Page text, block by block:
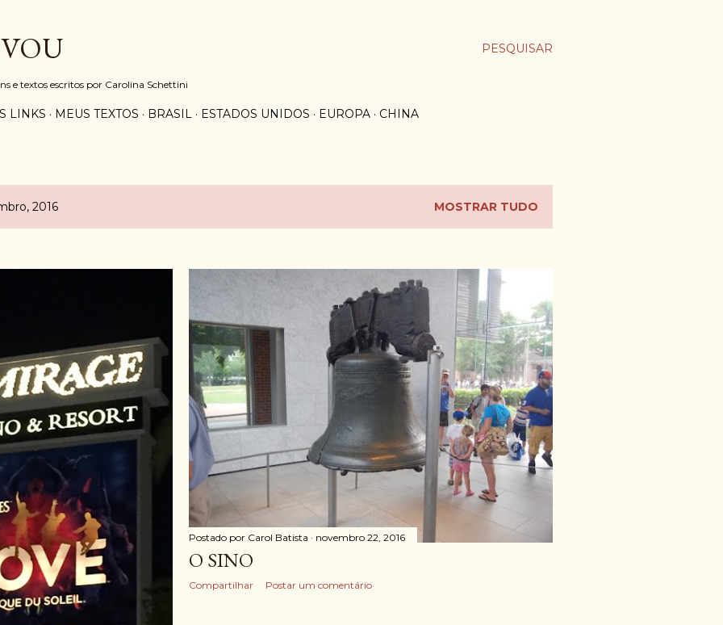
PESQUISAR
e textos escritos por Carolina Schettini
LINKS MEUS TEXTOS BRASIL ESTADOS UNIDOS EUROPA CHINA
2016 MOSTRAR TUDO
Postado por Carol Batista novembro 22, 2016
O SINO
Compartilhar Postar um comentário